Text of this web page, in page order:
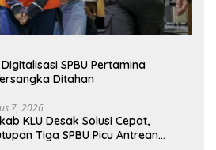
SPBU Pertamina
Ditahan
7, 2026
KLU Desak Solusi Cepat,
Tiga SPBU Picu Antrean